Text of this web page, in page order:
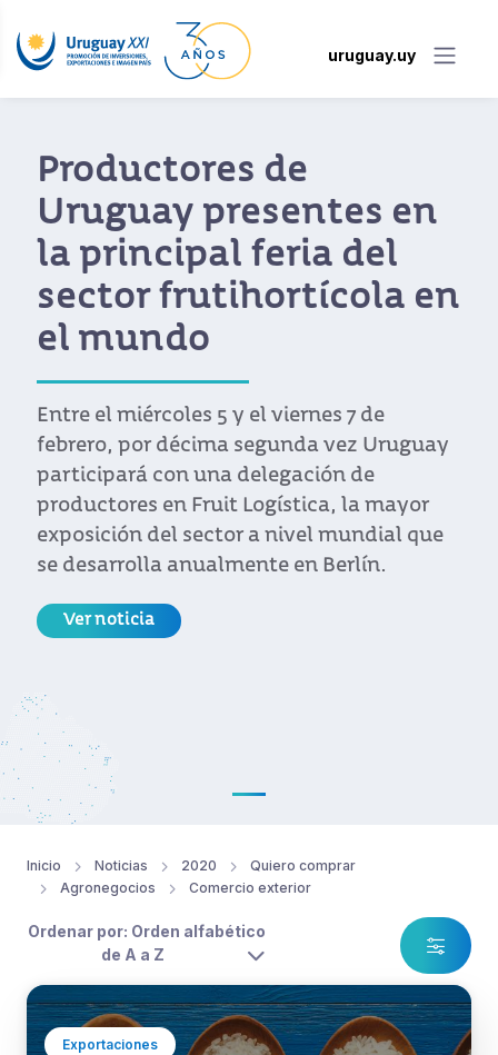
uruguay.uy
Productores de
Uruguay presentes en
la principal feria del
sector frutihortícola en
el mundo
Entre el miércoles 5 y el viernes 7 de
febrero, por décima segunda vez Uruguay
participará con una delegación de
productores en Fruit Logística, la mayor
exposición del sector a nivel mundial que
se desarrolla anualmente en Berlín.
Ver noticia
Inicio Noticias 2020
Quiero comprar
Agronegocios
Comercio exterior
Ordenar por: Orden alfabético
de A a Z
Exportaciones